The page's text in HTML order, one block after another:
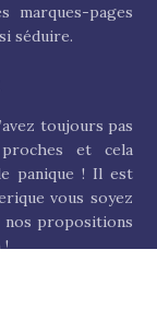
pages
séduire.
toujours pas
et cela
panique ! Il est
vous soyez
nos propositions
!